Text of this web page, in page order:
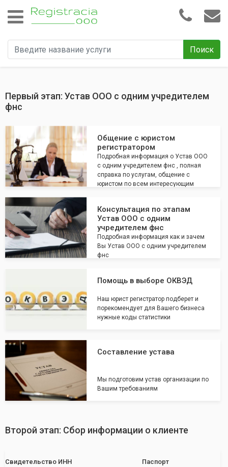
Поиск
Первый этап: Устав ООО с одним учредителем
фнс
Общение с юристом
регистратором
Подробная информация о Устав ООО
с одним учредителем фнс , полная
справка по услугам, общение с
юристом по всем интересующим
Консультация по этапам
Устав ООО с одним
учредителем фнс
Подробная информация как и зачем
Вы Устав ООО с одним учредителем
фнс
Помощь в выборе ОКВЭД
Наш юрист регистратор подберет и
порекомендует для Вашего бизнеса
нужные коды статистики
Составление устава
Мы подготовим устав организации по
Вашим требованиям
Второй этап: Сбор информации о клиенте
Свидетельство ИНН Паспорт